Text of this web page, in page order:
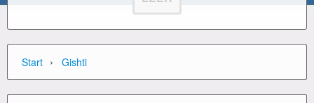
Start › Gishti